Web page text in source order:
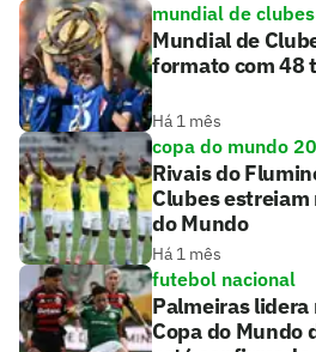
mundial de clubes
Mundial de
formato com 48
Há 1 mês
copa do mundo
Rivais do
Clubes
do Mundo
Há 1 mês
futebol nacional
Palmeiras lidera
Copa do Mundo